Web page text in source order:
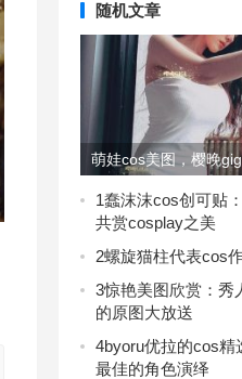
随机文章
萌娃cos美图，樱晚
大潜力
1蠢沫沫cos创可贴
共赏cosplay之美
2螺旋猫柱代表cos
3惊艳美图欣赏：秀
的原图大放送
4byoru优拉的cos精
最佳的角色演绎